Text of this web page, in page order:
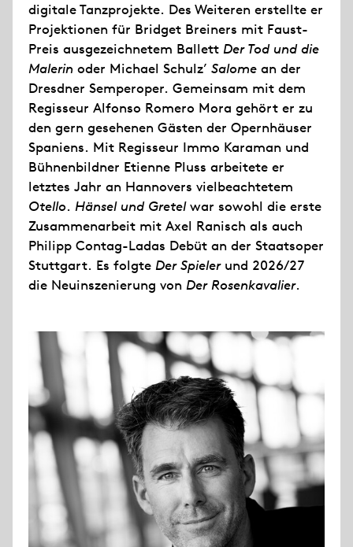
digitale Tanzprojekte. Des Weiteren erstellte er
Projektionen für Bridget Breiners mit Faust-
Preis ausgezeichnetem Ballett Der Tod und die
Malerin oder Michael Schulz’ Salome an der
Dresdner Semperoper. Gemeinsam mit dem
Regisseur Alfonso Romero Mora gehört er zu
den gern gesehenen Gästen der Opernhäuser
Spaniens. Mit Regisseur Immo Karaman und
Bühnenbildner Etienne Pluss arbeitete er
letztes Jahr an Hannovers vielbeachtetem
Otello. Hänsel und Gretelwar sowohl die erste
Zusammenarbeit mit Axel Ranisch als auch
Philipp Contag-Ladas Debüt an der Staatsoper
Stuttgart. Es folgte Der Spielerund 2026/27
die Neuinszenierung von Der Rosenkavalier.